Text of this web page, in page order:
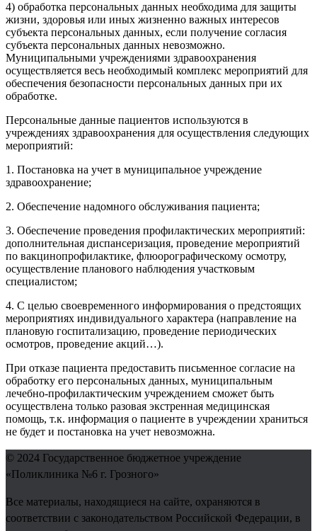
4) обработка персональных данных необходима для защиты
жизни, здоровья или иных жизненно важных интересов
субъекта персональных данных, если получение согласия
субъекта персональных данных невозможно.
Муниципальными учреждениями здравоохранения
осуществляется весь необходимый комплекс мероприятий для
обеспечения безопасности персональных данных при их
обработке.
Персональные данные пациентов используются в
учреждениях здравоохранения для осуществления следующих
мероприятий:
1. Постановка на учет в муниципальное учреждение
здравоохранение;
2. Обеспечение надомного обслуживания пациента;
3. Обеспечение проведения профилактических мероприятий:
дополнительная диспансеризация, проведение мероприятий
по вакцинопрофилактике, флюорографическому осмотру,
осуществление планового наблюдения участковым
специалистом;
4. С целью своевременного информирования о предстоящих
мероприятиях индивидуального характера (направление на
плановую госпитализацию, проведение периодических
осмотров, проведение акций…).
При отказе пациента предоставить письменное согласие на
обработку его персональных данных, муниципальным
лечебно-профилактическим учреждением сможет быть
осуществлена только разовая экстренная медицинская
помощь, т.к. информация о пациенте в учреждении храниться
не будет и постановка на учет невозможна.
© 2024 Государственное бюджетное учреждение
«Поликлиника №6 г. Грозного»
Все материалы, находящиеся на сайте, охраняются в
соответствии с законодательством Российской Федерации, в